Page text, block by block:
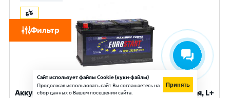
Фильтр
Аккумулятор EUROSTART Blue (90 Ач, 12 V) Прямая, L+
Сайт использует файлы Cookie (куки-файлы)
Продолжая использовать сайт Вы соглашаетесь на
сбор данных о Вашем посещении сайта.
Принять